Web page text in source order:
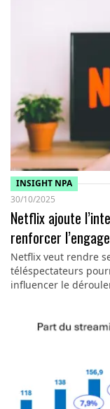
INSIGHT NPA
30/10/2025
Netflix ajoute
renforcer
Netflix veut rendre
téléspectateurs
influencer le